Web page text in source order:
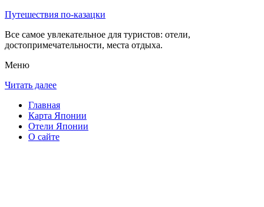
Путешествия по-казацки
Все самое увлекательное для туристов: отели,
достопримечательности, места отдыха.
Меню
Читать далее
Главная
Карта Японии
Отели Японии
О сайте